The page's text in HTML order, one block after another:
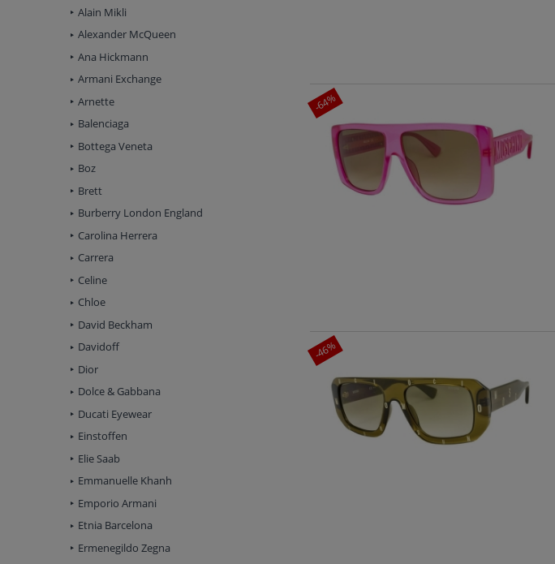
Alain Mikli
Alexander McQueen
Ana Hickmann
Armani Exchange
Arnette
Balenciaga
Bottega Veneta
Boz
Brett
Burberry London England
Carolina Herrera
Carrera
Celine
Chloe
David Beckham
Davidoff
Dior
Dolce & Gabbana
Ducati Eyewear
Einstoffen
Elie Saab
Emmanuelle Khanh
Emporio Armani
Etnia Barcelona
Ermenegildo Zegna
-64%
-46%